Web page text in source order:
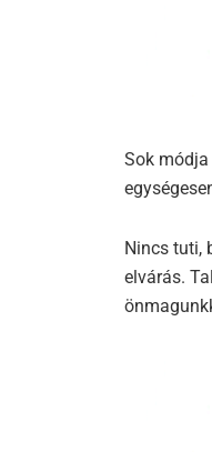
Sok
Nincs tuti,
elvárás.